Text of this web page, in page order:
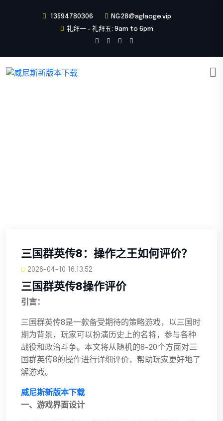
13594780306
NG·28@aglaoge.vip
礼拜一 - 礼拜五: 9am to 6pm
三国群英传8：操作之王如何评价？
2026-04-10 16:13:52
三国群英传8操作评价
引言：
三国群英传8是一款备受期待的策略游戏，以三国时
期为背景，玩家可以扮演历史上的名将，参与各种
战役和政治斗争。本文将从随机的8-20个方面对三
国群英传8的操作进行详细评价，帮助玩家更好地了
解游戏。
威尼斯新版本下载
一、游戏界面设计